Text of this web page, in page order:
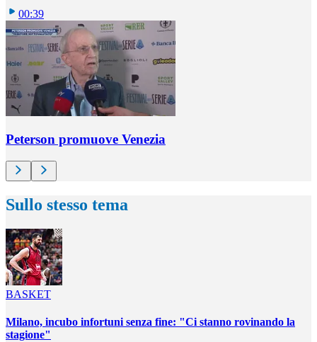
00:39
Peterson promuove Venezia
Sullo stesso tema
BASKET
Milano, incubo infortuni senza fine: "Ci stanno rovinando la
stagione"